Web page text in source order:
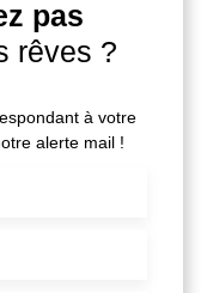
pas
rêves ?
à votre
alerte mail !